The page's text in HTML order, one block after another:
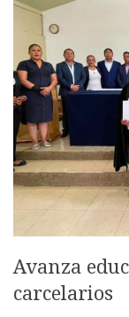
Avanza
carcelarios